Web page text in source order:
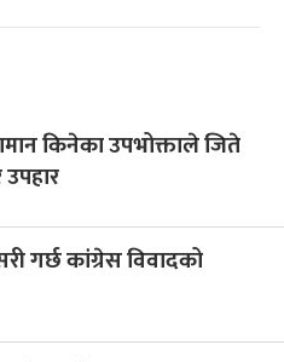
किनेका उपभोक्ताले जिते
गर्छ कांग्रेस विवादको